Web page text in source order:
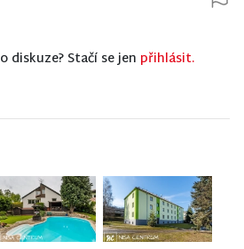
diskuze? Stačí se jen přihlásit.